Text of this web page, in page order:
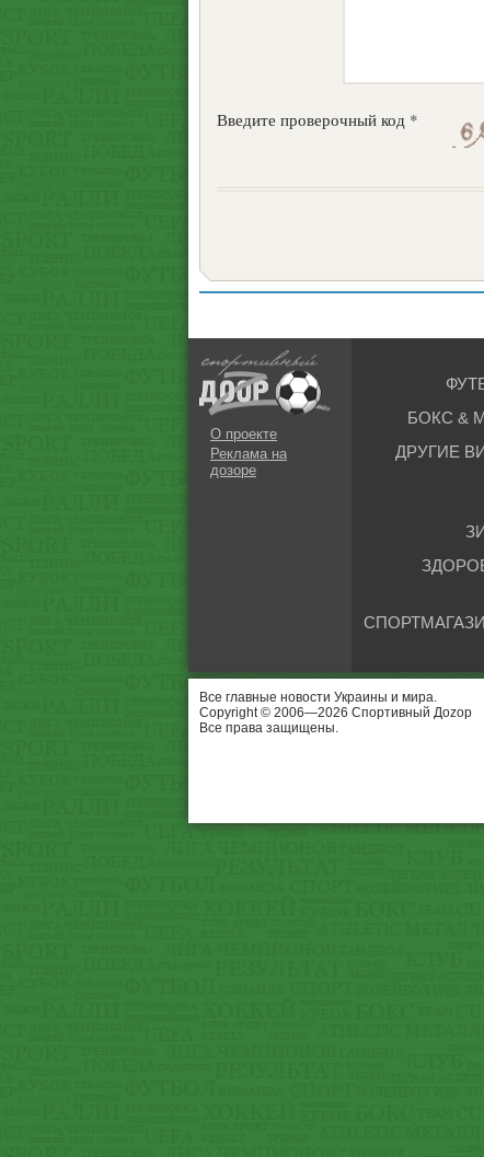
Введите проверочный код *
О проекте
Реклама на
дозоре
БОКС &
ДРУГИЕ
Все главные новости Украины и мира.
Copyright © 2006—2026 Спортивный Доzор
Все права защищены.